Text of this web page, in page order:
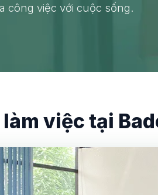
công việc với cuộc sống.
việc tại